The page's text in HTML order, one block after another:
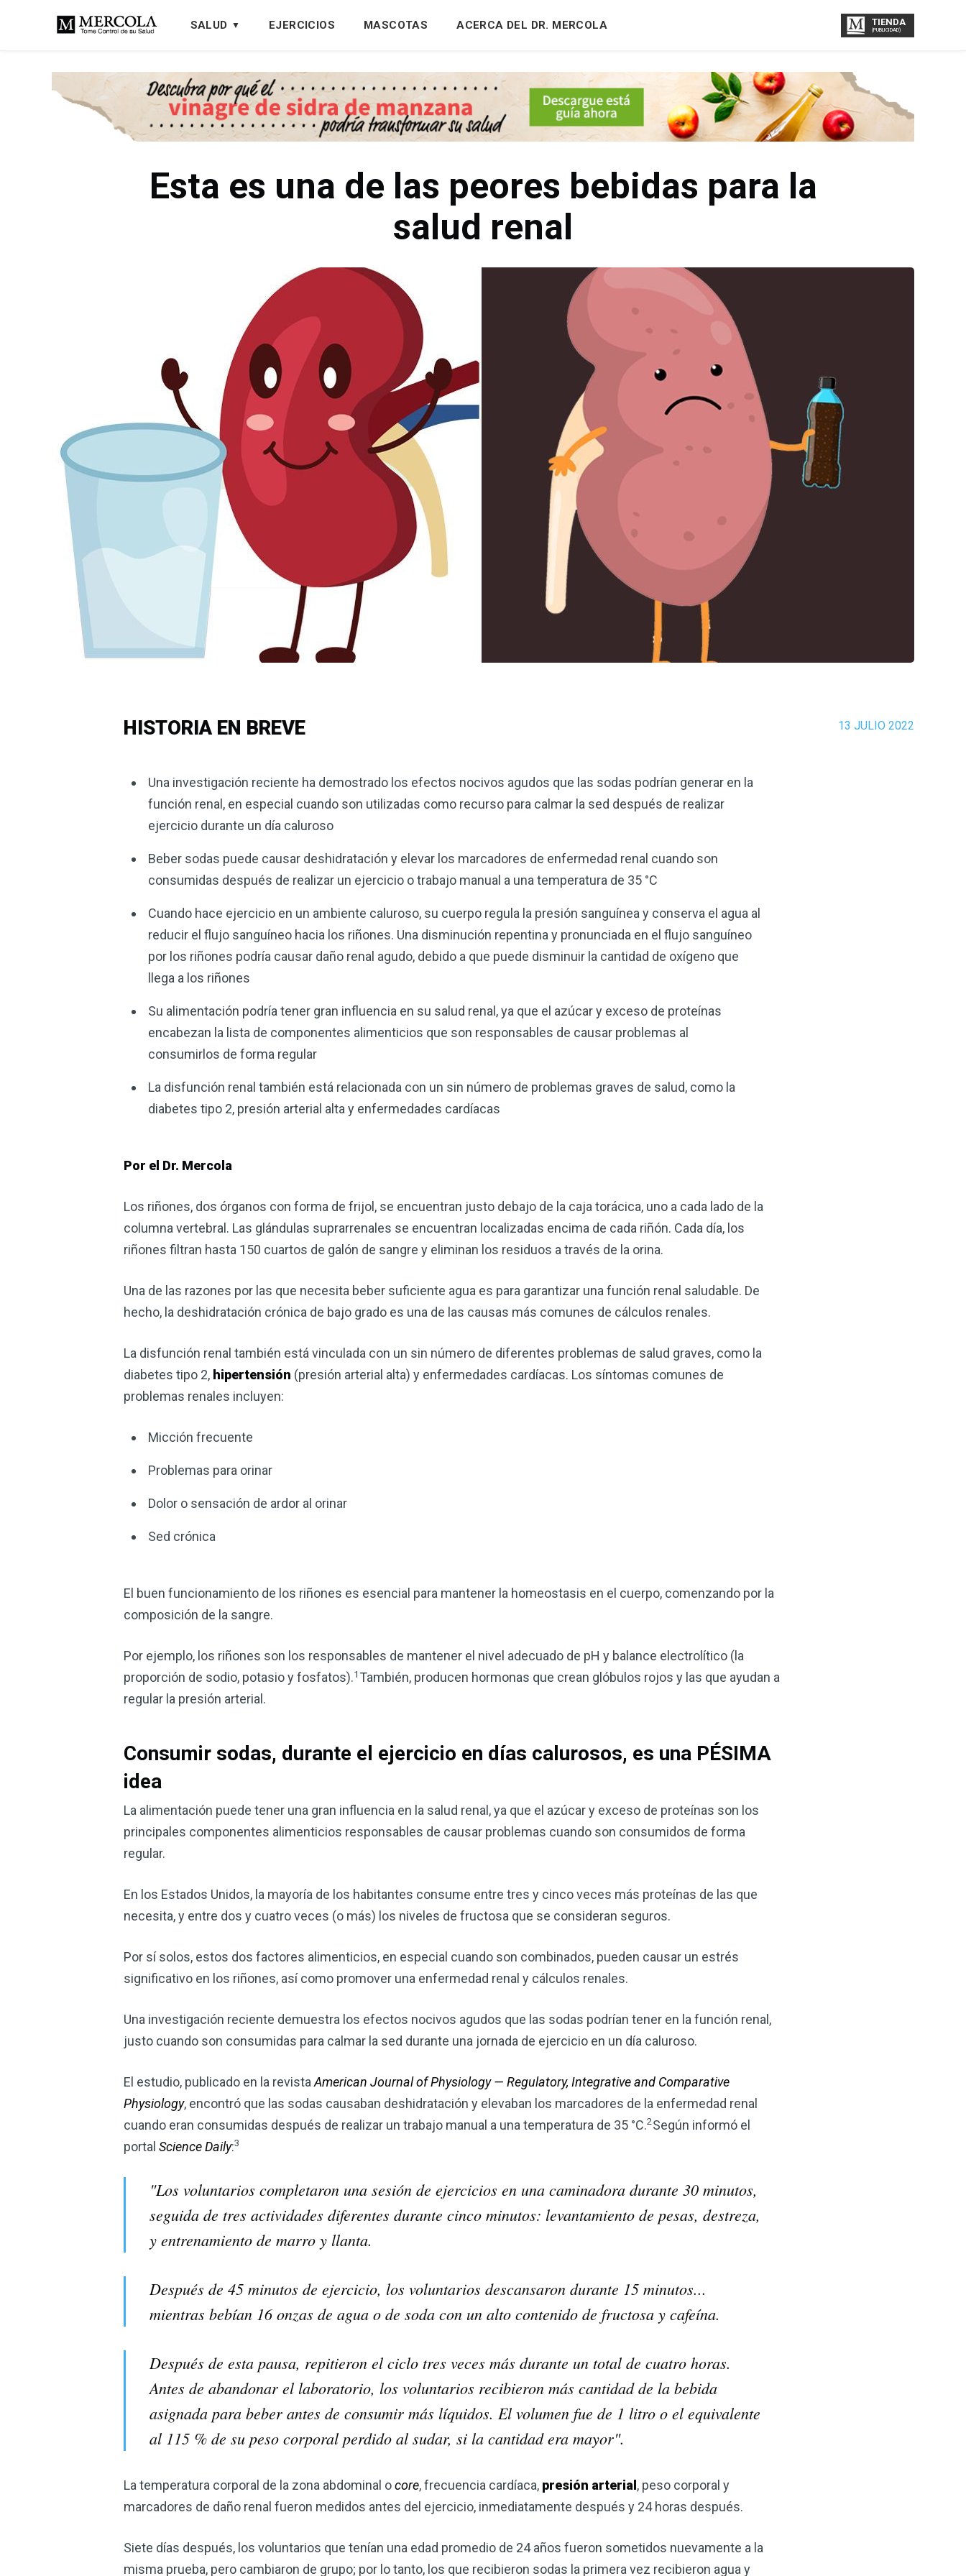
SALUD EJERCICIOS MASCOTAS ACERCA DEL DR. MERCOLA TIENDA
(PUBLICIDAD)
Esta es una de las peores bebidas para la
salud renal
13 JULIO 2022
HISTORIA EN BREVE
Una investigación reciente ha demostrado los efectos nocivos agudos que las sodas podrían generar en la
función renal, en especial cuando son utilizadas como recurso para calmar la sed después de realizar
ejercicio durante un día caluroso
Beber sodas puede causar deshidratación y elevar los marcadores de enfermedad renal cuando son
consumidas después de realizar un ejercicio o trabajo manual a una temperatura de 35 °C
Cuando hace ejercicio en un ambiente caluroso, su cuerpo regula la presión sanguínea y conserva el agua al
reducir el flujo sanguíneo hacia los riñones. Una disminución repentina y pronunciada en el flujo sanguíneo
por los riñones podría causar daño renal agudo, debido a que puede disminuir la cantidad de oxígeno que
llega a los riñones
Su alimentación podría tener gran influencia en su salud renal, ya que el azúcar y exceso de proteínas
encabezan la lista de componentes alimenticios que son responsables de causar problemas al
consumirlos de forma regular
La disfunción renal también está relacionada con un sin número de problemas graves de salud, como la
diabetes tipo 2, presión arterial alta y enfermedades cardíacas
Por el Dr. Mercola
Los riñones, dos órganos con forma de frijol, se encuentran justo debajo de la caja torácica, uno a cada lado de la
columna vertebral. Las glándulas suprarrenales se encuentran localizadas encima de cada riñón. Cada día, los
riñones filtran hasta 150 cuartos de galón de sangre y eliminan los residuos a través de la orina.
Una de las razones por las que necesita beber suficiente agua es para garantizar una función renal saludable. De
hecho, la deshidratación crónica de bajo grado es una de las causas más comunes de cálculos renales.
La disfunción renal también está vinculada con un sin número de diferentes problemas de salud graves, como la
diabetes tipo 2, hipertensión (presión arterial alta) y enfermedades cardíacas. Los síntomas comunes de
problemas renales incluyen:
Micción frecuente
Problemas para orinar
Dolor o sensación de ardor al orinar
Sed crónica
El buen funcionamiento de los riñones es esencial para mantener la homeostasis en el cuerpo, comenzando por la
composición de la sangre.
Por ejemplo, los riñones son los responsables de mantener el nivel adecuado de pH y balance electrolítico (la
proporción de sodio, potasio y fosfatos).1 También, producen hormonas que crean glóbulos rojos y las que ayudan a
regular la presión arterial.
Consumir sodas, durante el ejercicio en días calurosos, es una PÉSIMA
idea
La alimentación puede tener una gran influencia en la salud renal, ya que el azúcar y exceso de proteínas son los
principales componentes alimenticios responsables de causar problemas cuando son consumidos de forma
regular.
En los Estados Unidos, la mayoría de los habitantes consume entre tres y cinco veces más proteínas de las que
necesita, y entre dos y cuatro veces (o más) los niveles de fructosa que se consideran seguros.
Por sí solos, estos dos factores alimenticios, en especial cuando son combinados, pueden causar un estrés
significativo en los riñones, así como promover una enfermedad renal y cálculos renales.
Una investigación reciente demuestra los efectos nocivos agudos que las sodas podrían tener en la función renal,
justo cuando son consumidas para calmar la sed durante una jornada de ejercicio en un día caluroso.
El estudio, publicado en la revista American Journal of Physiology — Regulatory, Integrative and Comparative
Physiology, encontró que las sodas causaban deshidratación y elevaban los marcadores de la enfermedad renal
cuando eran consumidas después de realizar un trabajo manual a una temperatura de 35 °C.2Según informó el
portal Science Daily:3
"Los voluntarios completaron una sesión de ejercicios en una caminadora durante 30 minutos,
seguida de tres actividades diferentes durante cinco minutos: levantamiento de pesas, destreza,
y entrenamiento de marro y llanta.
Después de 45 minutos de ejercicio, los voluntarios descansaron durante 15 minutos...
mientras bebían 16 onzas de agua o de soda con un alto contenido de fructosa y cafeína.
Después de esta pausa, repitieron el ciclo tres veces más durante un total de cuatro horas.
Antes de abandonar el laboratorio, los voluntarios recibieron más cantidad de la bebida
asignada para beber antes de consumir más líquidos. El volumen fue de 1 litro o el equivalente
al 115 % de su peso corporal perdido al sudar, si la cantidad era mayor".
La temperatura corporal de la zona abdominal ocore, frecuencia cardíaca, presión arterial , peso corporal y
marcadores de daño renal fueron medidos antes del ejercicio, inmediatamente después y 24 horas después.
Siete días después, los voluntarios que tenían una edad promedio de 24 años fueron sometidos nuevamente a la
misma prueba, pero cambiaron de grupo; por lo tanto, los que recibieron sodas la primera vez recibieron agua y
remedios más versátiles de la naturaleza, ya sea que
quiera mejorar su digestión, reforzar la salud de su
¡Descubra todo lo que el VSM puede hacer por su salud!